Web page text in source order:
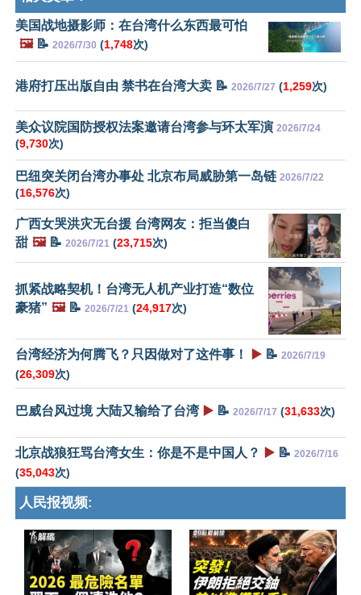
美国战地摄影师：在台湾什么东西最可怕
🖼️📝 2026/7/30 (1,748次)
港府打压出版自由 禁书在台湾大卖 📝 2026/7/27 (1,259次)
美众议院国防授权法案邀请台湾参与环太军演 2026/7/24
(9,730次)
巴纽突关闭台湾办事处 北京布局威胁第一岛链 2026/7/22
(16,576次)
广西女哭洪灾无台援 台湾网友：拒当傻白
甜 🖼️📝 2026/7/21 (23,715次)
抓紧战略契机！台湾无人机产业打造“数位
豪猪” 🖼️📝 2026/7/21 (24,917次)
台湾经济为何腾飞？只因做对了这件事！ ▶️ 📝 2026/7/19
(26,309次)
巴威台风过境 大陆又输给了台湾 ▶️ 📝 2026/7/17 (31,633次)
北京战狼狂骂台湾女生：你是不是中国人？ ▶️ 📝 2026/7/16
(35,043次)
人民报视频: